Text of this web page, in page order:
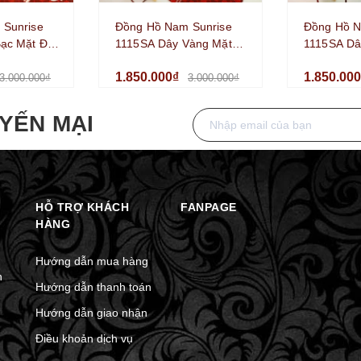
Sunrise
Mặt Đen
3.000.000₫
Đồng Hồ Nam Sunrise
1115SA Dây Vàng Mặt
42mm Chính Hãng
1.850.000₫ 3.000.000₫
Đồng Hồ
1115SA
42mm
MẠI
HỖ TRỢ KHÁCH
HÀNG
Hướng dẫn mua hàng
Hướng dẫn thanh toán
Hướng dẫn giao nhận
Điều khoản dịch vụ
FANPAGE